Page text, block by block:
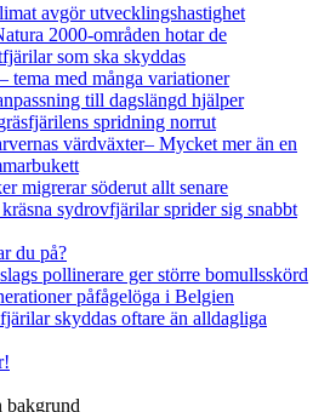
avgör utvecklingshastighet
2000-områden hotar de
som ska skyddas
tema med många variationer
till dagslängd hjälper
spridning norrut
värdväxter– Mycket mer än en
migrerar söderut allt senare
sydrovfjärilar sprider sig snabbt
du på?
pollinerare ger större bomullsskörd
påfågelöga i Belgien
skyddas oftare än alldagliga
bakgrund